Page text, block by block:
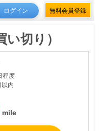
ログイン 無料会員登録
切り）
程度
以内